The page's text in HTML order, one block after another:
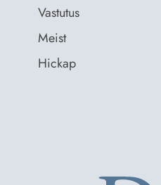
Vastutus
Meist
Hickap